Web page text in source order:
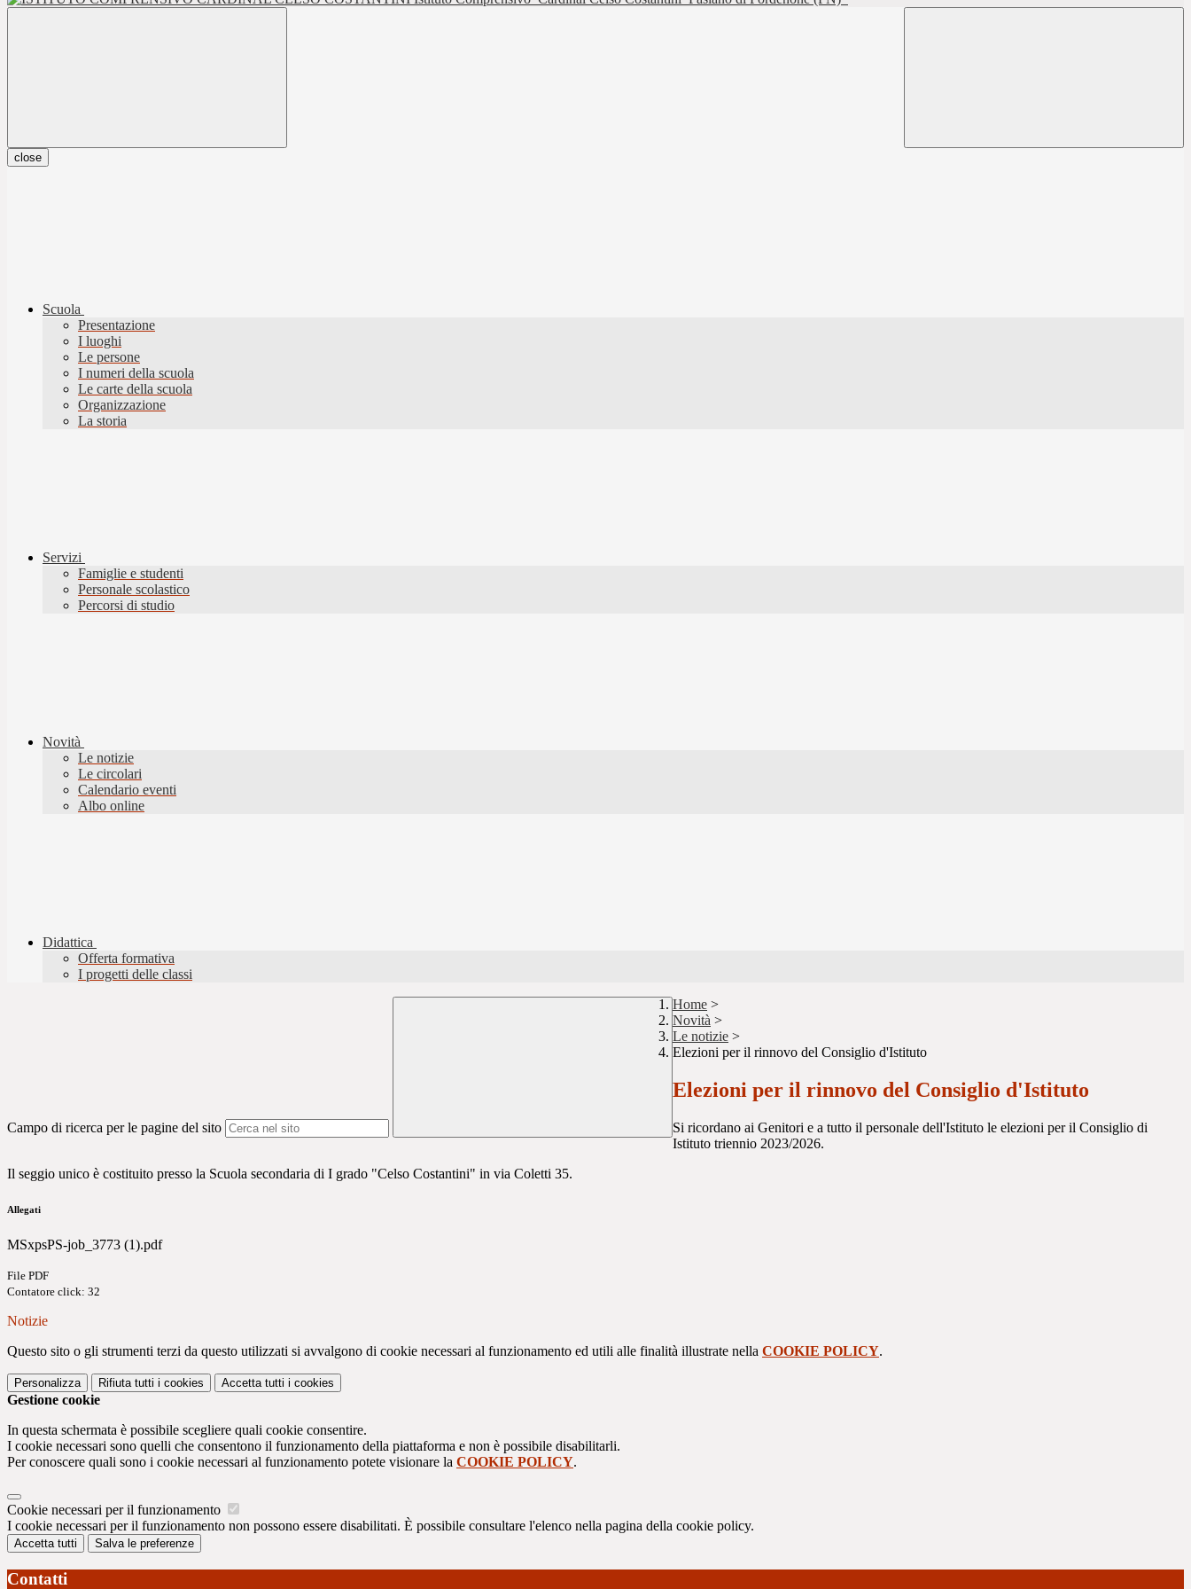
close
Scuola
Presentazione
I luoghi
Le persone
I numeri della scuola
Le carte della scuola
Organizzazione
La storia
Servizi
Famiglie e studenti
Personale scolastico
Percorsi di studio
Novità
Le notizie
Le circolari
Calendario eventi
Albo online
Didattica
Offerta formativa
I progetti delle classi
Campo di ricerca per le pagine del sito
Home >
Novità >
Le notizie >
Elezioni per il rinnovo del Consiglio d'Istituto
Elezioni per il rinnovo del Consiglio d'Istituto
Si ricordano ai Genitori e a tutto il personale dell'Istituto le elezioni per il Consiglio di
Istituto triennio 2023/2026.
Il seggio unico è costituito presso la Scuola secondaria di I grado "Celso Costantini" in via Coletti 35.
Allegati
MSxpsPS-job_3773 (1).pdf
File PDF
Contatore click: 32
Notizie
Questo sito o gli strumenti terzi da questo utilizzati si avvalgono di cookie necessari al funzionamento ed utili alle finalità illustrate nella COOKIE POLICY.
Personalizza Rifiuta tutti i cookies Accetta tutti i cookies
Gestione cookie
In questa schermata è possibile scegliere quali cookie consentire.
I cookie necessari sono quelli che consentono il funzionamento della piattaforma e non è possibile disabilitarli.
Per conoscere quali sono i cookie necessari al funzionamento potete visionare la COOKIE POLICY.
Cookie necessari per il funzionamento
I cookie necessari per il funzionamento non possono essere disabilitati. È possibile consultare l'elenco nella pagina della cookie policy.
Accetta tutti Salva le preferenze
Contatti